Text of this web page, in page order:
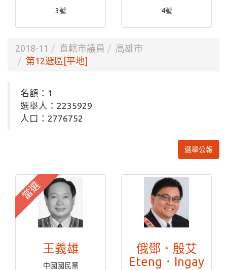
3號
4號
2018-11 直轄市議員
高雄市
第12選區[平地]
名額：1
選舉人：2235929
人口：2776752
選舉公報
當選
王義雄
中國國民黨
俄鄧．殷艾
Eteng．Ingay